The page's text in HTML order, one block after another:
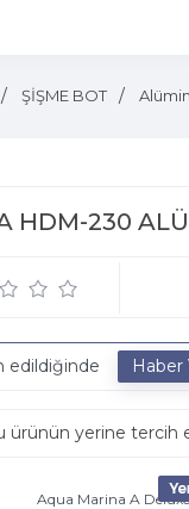
ŞİŞME BOT
HDM-230
edildiğinde
ürünün yerine tercih
Aqua Marina A Deluxe